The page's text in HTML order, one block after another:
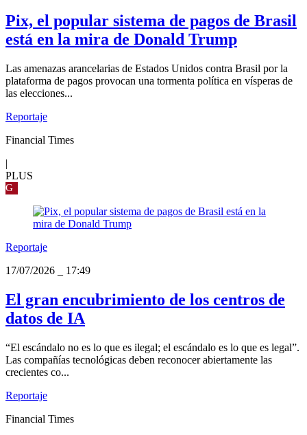
Pix, el popular sistema de pagos de Brasil
está en la mira de Donald Trump
Las amenazas arancelarias de Estados Unidos contra Brasil por la
plataforma de pagos provocan una tormenta política en vísperas de
las elecciones...
Reportaje
Financial Times
|
PLUS
G
Reportaje
17/07/2026
17:49
El gran encubrimiento de los centros de
datos de IA
“El escándalo no es lo que es ilegal; el escándalo es lo que es legal”.
Las compañías tecnológicas deben reconocer abiertamente las
crecientes co...
Reportaje
Financial Times